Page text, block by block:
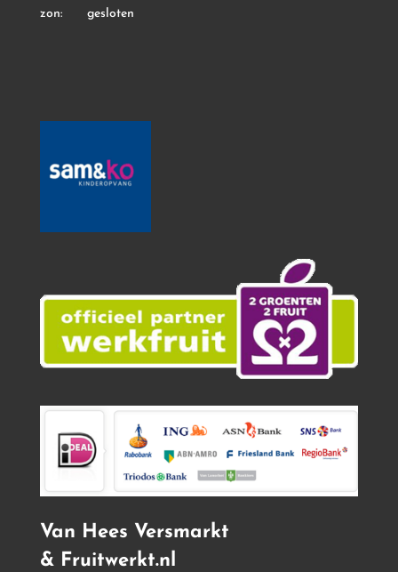
zon: gesloten
Van Hees Versmarkt
& Fruitwerkt.nl